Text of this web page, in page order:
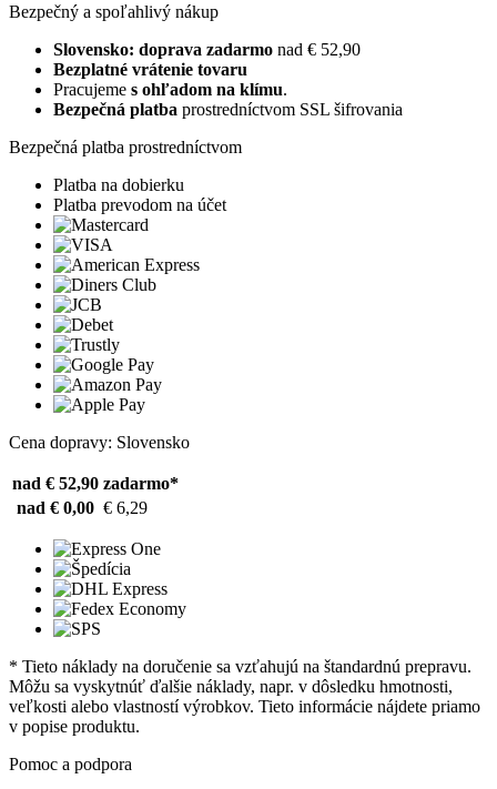
Bezpečný a spoľahlivý nákup
Slovensko: doprava zadarmo nad € 52,90
Bezplatné vrátenie tovaru
Pracujeme s ohľadom na klímu.
Bezpečná platba prostredníctvom SSL šifrovania
Bezpečná platba prostredníctvom
Platba na dobierku
Platba prevodom na účet
Cena dopravy: Slovensko
nad € 52,90 zadarmo*
nad € 0,00 € 6,29
* Tieto náklady na doručenie sa vzťahujú na štandardnú prepravu.
Môžu sa vyskytnúť ďalšie náklady, napr. v dôsledku hmotnosti,
veľkosti alebo vlastností výrobkov. Tieto informácie nájdete priamo
v popise produktu.
Pomoc a podpora